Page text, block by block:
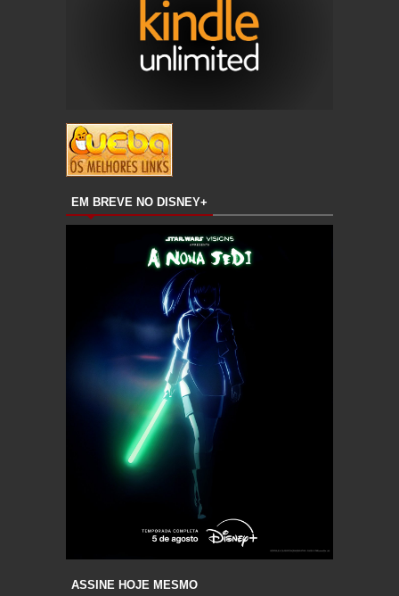
EM BREVE NO DISNEY+
ASSINE HOJE MESMO